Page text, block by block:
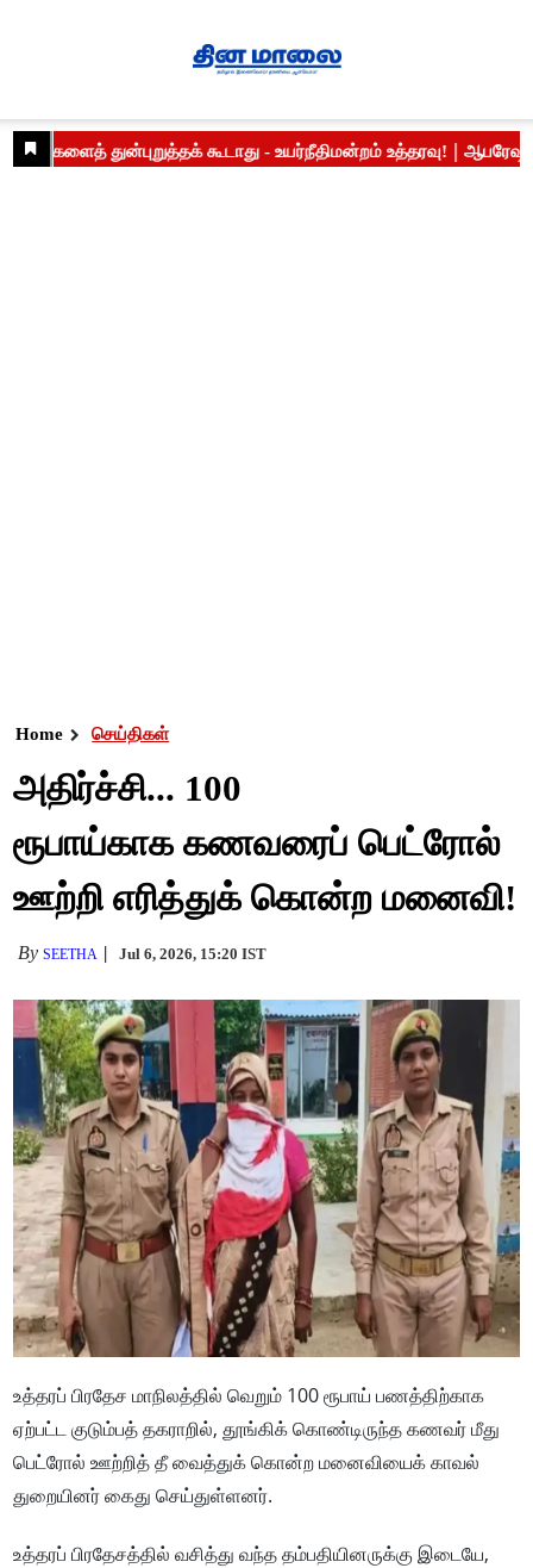
Home செய்திகள்
அதிர்ச்சி... 100
ரூபாய்காக கணவரைப் பெட்ரோல்
ஊற்றி எரித்துக் கொன்ற மனைவி!
BySEETHA Jul 6, 2026, 15:20 IST
உத்தரப் பிரதேச மாநிலத்தில் வெறும் 100 ரூபாய் பணத்திற்காக
ஏற்பட்ட குடும்பத் தகராறில், தூங்கிக் கொண்டிருந்த கணவர் மீது
பெட்ரோல் ஊற்றித் தீ வைத்துக் கொன்ற மனைவியைக் காவல்
துறையினர் கைது செய்துள்ளனர்.
உத்தரப் பிரதேசத்தில் வசித்து வந்த தம்பதியினருக்கு இடையே,